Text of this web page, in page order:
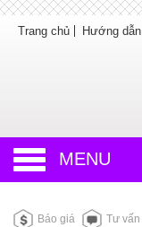
Trang chủ Hướng
MENU
Báo giá Tư vấn